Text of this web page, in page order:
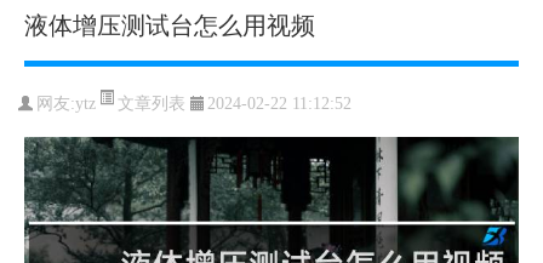
液体增压测试台怎么用视频
网友:ytz 文章列表 2024-02-22 11:12:52